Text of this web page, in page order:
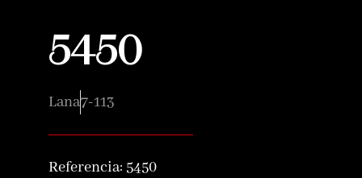
5450
Lana7-113
Referencia: 5450